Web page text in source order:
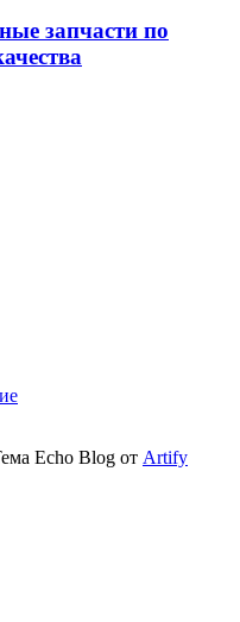
запчасти по
Echo Blog от Artify